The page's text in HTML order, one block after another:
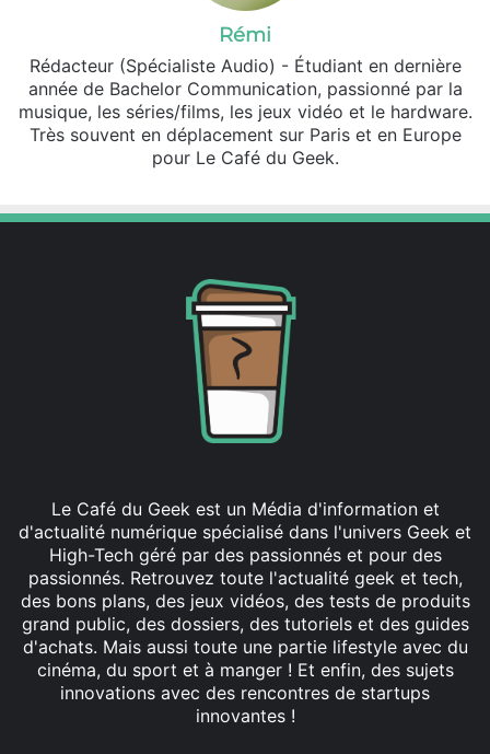
Rémi
Rédacteur (Spécialiste Audio) - Étudiant en dernière
année de Bachelor Communication, passionné par la
musique, les séries/films, les jeux vidéo et le hardware.
Très souvent en déplacement sur Paris et en Europe
pour Le Café du Geek.
Le Café du Geek est un Média d'information et
d'actualité numérique spécialisé dans l'univers Geek et
High-Tech géré par des passionnés et pour des
passionnés. Retrouvez toute l'actualité geek et tech,
des bons plans, des jeux vidéos, des tests de produits
grand public, des dossiers, des tutoriels et des guides
d'achats. Mais aussi toute une partie lifestyle avec du
cinéma, du sport et à manger ! Et enfin, des sujets
innovations avec des rencontres de startups
innovantes !